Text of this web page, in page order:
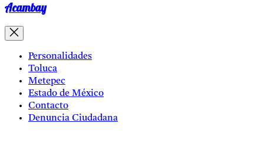
Acambay
Personalidades
Toluca
Metepec
Estado de México
Contacto
Denuncia Ciudadana